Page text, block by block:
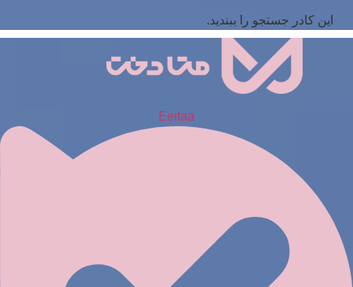
این کادر جستجو را ببندید.
Eeitaa